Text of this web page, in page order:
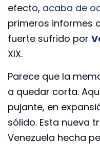
efecto, acaba de
primeros informes
fuerte sufrido por
XIX.
Parece que la
a quedar corta.
pujante, en
sólido. Esta nueva
Venezuela hecha